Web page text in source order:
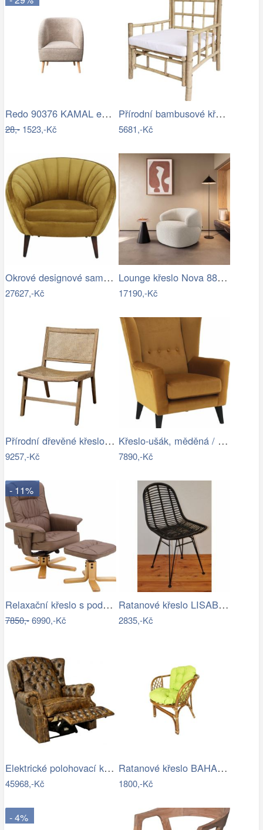
Redo 90376 KAMAL exteriérové nástěnné…
28,-1523,-Kč
Přírodní bambusové křeslo Bamboo Lyon -…
5681,-Kč
Okrové designové sametové křeslo Almond…
27627,-Kč
Lounge křeslo Nova 88x88 cm bouclé…
17190,-Kč
Přírodní dřevěné křeslo s výpletem…
9257,-Kč
Křeslo-ušák, měděná / černá, RODEZA Mdum
7890,-Kč
- 11%
Relaxační křeslo s podnožkou, cappucino…
7850,-6990,-Kč
Ratanové křeslo LISABON - černé
2835,-Kč
Elektrické polohovací křeslo…
45968,-Kč
Ratanové křeslo BAHAMA - tmavé
1800,-Kč
- 4%